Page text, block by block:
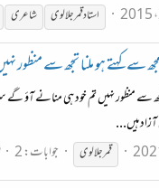
استادقمرجلالوی شاعری
سے کہتے ہو ملنا تجھ سے منظور
سے منظور نہیں تم خود ہی منانے آؤ
ہیں...
قمرجلالوی جوابات: 2